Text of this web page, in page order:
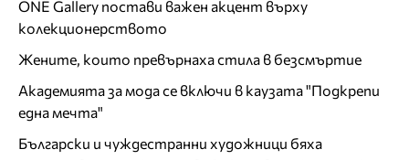
ONE Gallery постави важен акцент върху
колекционерството
Жените, които превърнаха стила в безсмъртие
Академията за мода се включи в каузата "Подкрепи
една мечта"
Български и чуждестранни художници бяха